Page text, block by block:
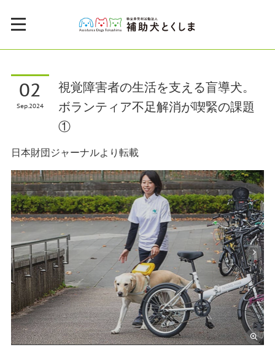
02
Sep2024
視覚障害者の生活を支える盲導犬。
ボランティア不足解消が喫緊の課題
①
日本財団ジャーナルより転載